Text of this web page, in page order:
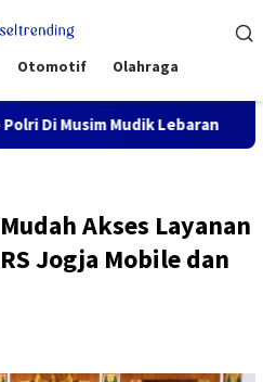
Otomotif Olahraga
Mudik Lebaran Fokus
Akses Layanan
Jogja Mobile dan